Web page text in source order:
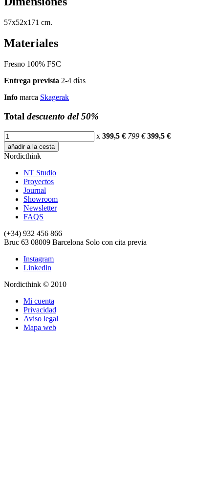
57x52x171 cm.
Materiales
Fresno 100% FSC
Entrega prevista 2-4 días
Info marca Skagerak
Total descuento del 50%
x 399,5 € 799 € 399,5 €
añadir a la cesta
Nordicthink
NT Studio
Proyectos
Journal
Showroom
Newsletter
FAQS
(+34) 932 456 866
Bruc 63 08009 Barcelona Solo con cita previa
Instagram
Linkedin
Nordicthink © 2010
Mi cuenta
Privacidad
Aviso legal
Mapa web